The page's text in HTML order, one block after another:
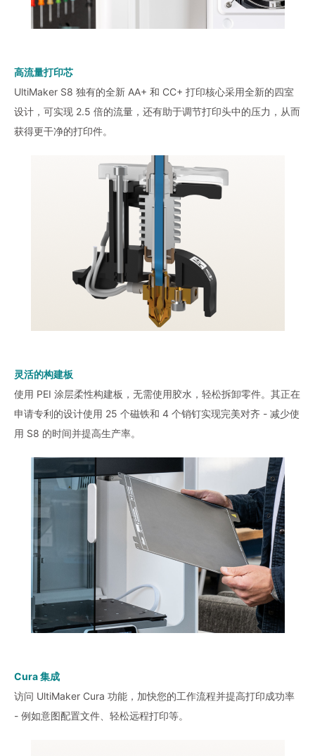
高流量打印芯
UltiMaker S8 独有的全新 AA+ 和 CC+ 打印核心采用全新的四室
设计，可实现 2.5 倍的流量，还有助于调节打印头中的压力，从而
获得更干净的打印件。
灵活的构建板
使用 PEI 涂层柔性构建板，无需使用胶水，轻松拆卸零件。其正在
申请专利的设计使用 25 个磁铁和 4 个销钉实现完美对齐 - 减少使
用 S8 的时间并提高生产率。
Cura 集成
访问 UltiMaker Cura 功能，加快您的工作流程并提高打印成功率
- 例如意图配置文件、轻松远程打印等。